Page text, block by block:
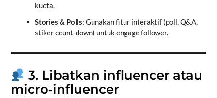
kuota.
Stories & Polls: Gunakan fitur interaktif (poll, Q&A,
stiker count‑down) untuk engage follower.
3. Libatkan influencer atau
micro‑influencer